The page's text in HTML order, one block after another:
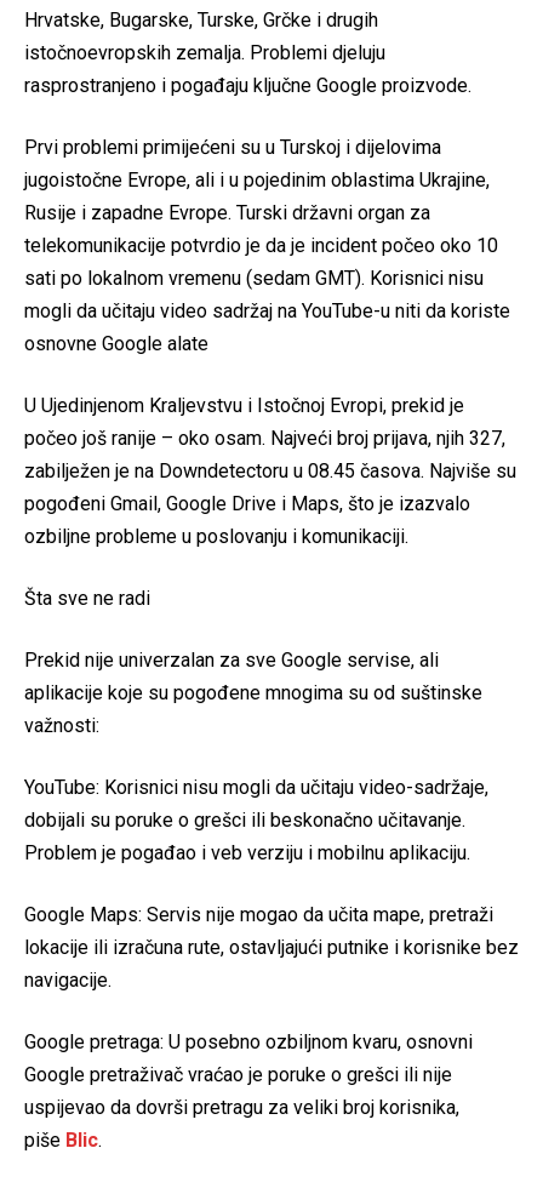
Hrvatske, Bugarske, Turske, Grčke i drugih
istočnoevropskih zemalja. Problemi djeluju
rasprostranjeno i pogađaju ključne Google proizvode.
Prvi problemi primijećeni su u Turskoj i dijelovima
jugoistočne Evrope, ali i u pojedinim oblastima Ukrajine,
Rusije i zapadne Evrope. Turski državni organ za
telekomunikacije potvrdio je da je incident počeo oko 10
sati po lokalnom vremenu (sedam GMT). Korisnici nisu
mogli da učitaju video sadržaj na YouTube-u niti da koriste
osnovne Google alate
U Ujedinjenom Kraljevstvu i Istočnoj Evropi, prekid je
počeo još ranije – oko osam. Najveći broj prijava, njih 327,
zabilježen je na Downdetectoru u 08.45 časova. Najviše su
pogođeni Gmail, Google Drive i Maps, što je izazvalo
ozbiljne probleme u poslovanju i komunikaciji.
Šta sve ne radi
Prekid nije univerzalan za sve Google servise, ali
aplikacije koje su pogođene mnogima su od suštinske
važnosti:
YouTube: Korisnici nisu mogli da učitaju video-sadržaje,
dobijali su poruke o grešci ili beskonačno učitavanje.
Problem je pogađao i veb verziju i mobilnu aplikaciju.
Google Maps: Servis nije mogao da učita mape, pretraži
lokacije ili izračuna rute, ostavljajući putnike i korisnike bez
navigacije.
Google pretraga: U posebno ozbiljnom kvaru, osnovni
Google pretraživač vraćao je poruke o grešci ili nije
uspijevao da dovrši pretragu za veliki broj korisnika,
piše Blic.